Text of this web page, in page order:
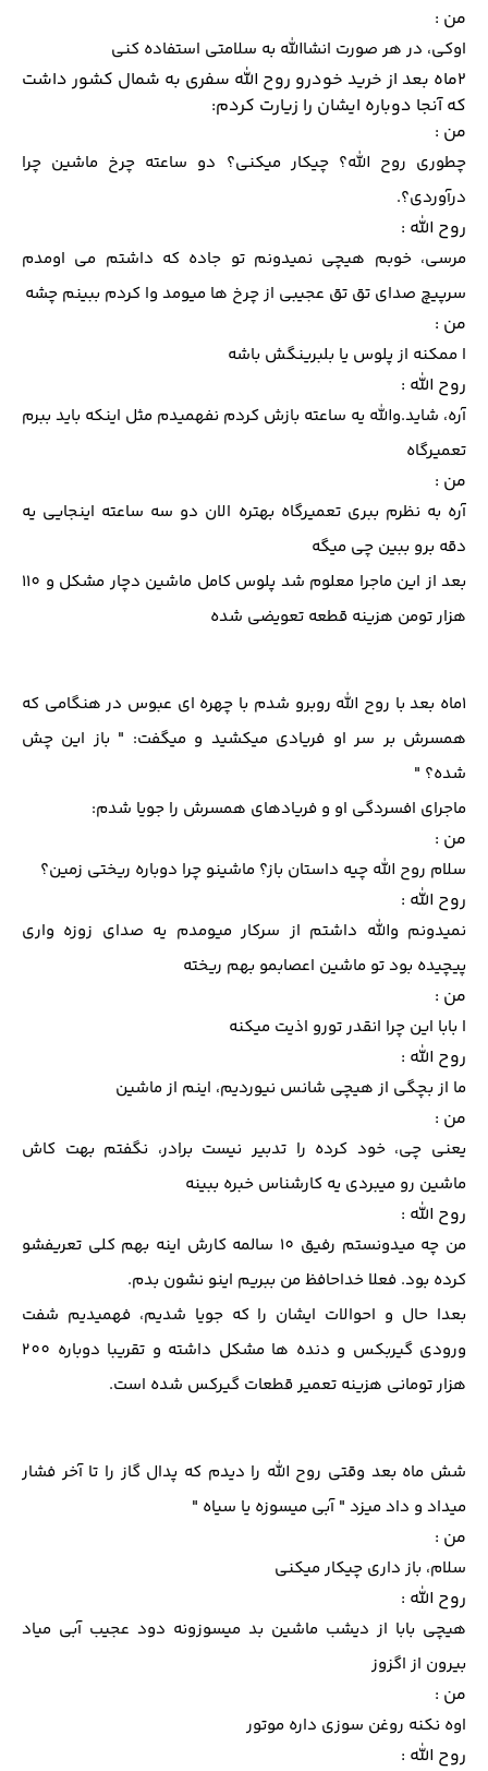
من :
اوکی، در هر صورت انشاالله به سلامتی استفاده کنی
2ماه بعد از خرید خودرو روح الله سفری به شمال کشور داشت
که آنجا دوباره ایشان را زیارت کردم:
من :
چطوری روح الله؟ چیکار میکنی؟ دو ساعته چرخ ماشین چرا
درآوردی؟.
روح الله :
مرسی، خوبم هیچی نمیدونم تو جاده که داشتم می اومدم
سرپیچ صدای تق تق عجیبی از چرخ ها میومد وا کردم ببینم چشه
من :
ا ممکنه از پلوس یا بلبرینگش باشه
روح الله :
آره، شاید.والله یه ساعته بازش کردم نفهمیدم مثل اینکه باید ببرم
تعمیرگاه
من :
آره به نظرم ببری تعمیرگاه بهتره الان دو سه ساعته اینجایی یه
دقه برو ببین چی میگه
بعد از این ماجرا معلوم شد پلوس کامل ماشین دچار مشکل و 110
هزار تومن هزینه قطعه تعویضی شده
1ماه بعد با روح الله روبرو شدم با چهره ای عبوس در هنگامی که
همسرش بر سر او فریادی میکشید و میگفت: " باز این چش
شده؟ "
ماجرای افسردگی او و فریادهای همسرش را جویا شدم:
من :
سلام روح الله چیه داستان باز؟ ماشینو چرا دوباره ریختی زمین؟
روح الله :
نمیدونم والله داشتم از سرکار میومدم یه صدای زوزه واری
پیچیده بود تو ماشین اعصابمو بهم ریخته
من :
ا بابا این چرا انقدر تورو اذیت میکنه
روح الله :
ما از بچگی از هیچی شانس نیوردیم، اینم از ماشین
من :
یعنی چی، خود کرده را تدبیر نیست برادر، نگفتم بهت کاش
ماشین رو میبردی یه کارشناس خبره ببینه
روح الله :
من چه میدونستم رفیق 10 سالمه کارش اینه بهم کلی تعریفشو
کرده بود. فعلا خداحافظ من ببریم اینو نشون بدم.
بعدا حال و احوالات ایشان را که جویا شدیم، فهمیدیم شفت
ورودی گیربکس و دنده ها مشکل داشته و تقریبا دوباره 200
هزار تومانی هزینه تعمیر قطعات گیرکس شده است.
شش ماه بعد وقتی روح الله را دیدم که پدال گاز را تا آخر فشار
میداد و داد میزد " آبی میسوزه یا سیاه "
من :
سلام، باز داری چیکار میکنی
روح الله :
هیچی بابا از دیشب ماشین بد میسوزونه دود عجیب آبی میاد
بیرون از اگزوز
من :
اوه نکنه روغن سوزی داره موتور
روح الله :